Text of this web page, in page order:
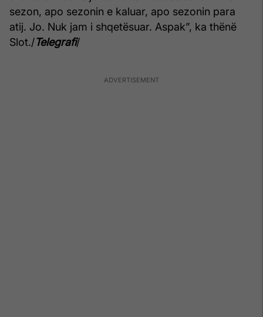
sezon, apo sezonin e kaluar, apo sezonin para
atij. Jo. Nuk jam i shqetësuar. Aspak”, ka thënë
Slot./Telegrafi/